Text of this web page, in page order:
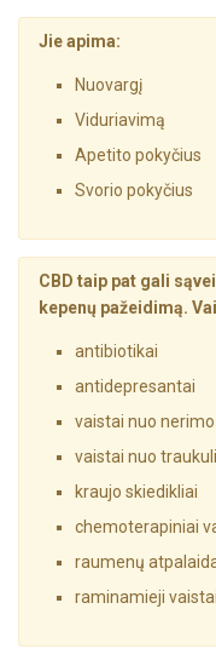
Jie apima:
Nuovargį
Viduriavimą
Apetito pokyčius
Svorio pokyčius
CBD taip pat gali
kepenų pažeidimą.
antibiotikai
antidepresantai
vaistai nuo nerimo
vaistai nuo
kraujo skiedikliai
chemoterapiniai
raumenų
raminamieji